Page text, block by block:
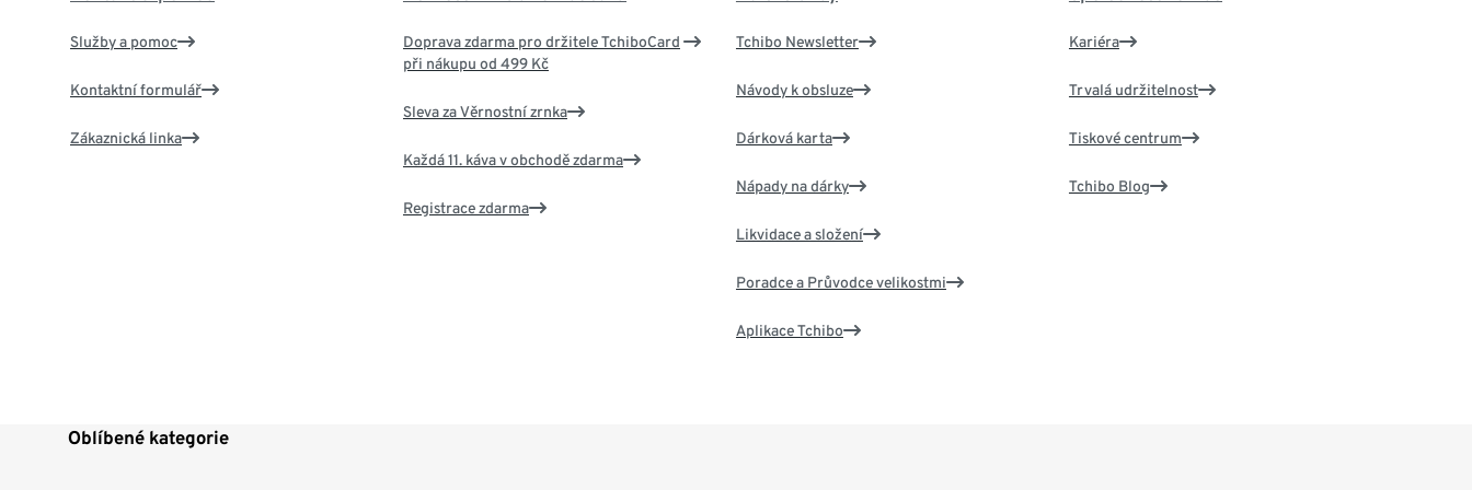
Služby a pomoc
Kontaktní formulář
Zákaznická linka
Doprava zdarma pro držitele TchiboCard
při nákupu od 499 Kč
Sleva za Věrnostní zrnka
Každá 11. káva v obchodě zdarma
Registrace zdarma
Tchibo Newsletter
Návody k obsluze
Dárková karta
Nápady na dárky
Likvidace a složení
Poradce a Průvodce velikostmi
Aplikace Tchibo
Kariéra
Trvalá udržitelnost
Tiskové centrum
Tchibo Blog
Oblíbené kategorie